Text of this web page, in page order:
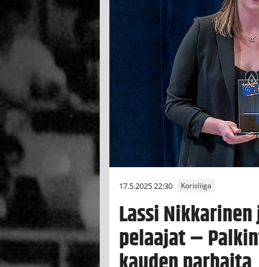
17.5.2025 22:30 Korisliiga
Lassi
pelaajat –